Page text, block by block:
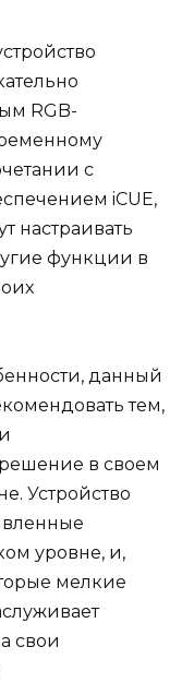
RGB-
с
iCUE,
настраивать
функции в
данный
тем,
в своем
Устройство
уровне, и,
мелкие
свои